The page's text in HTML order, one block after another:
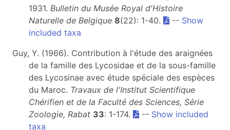
1931. Bulletin du Musée Royal d'Histoire
Naturelle de Belgique 8(22): 1-40. -- Show
included taxa
Guy, Y. (1966). Contribution à l'étude des araignées
de la famille des Lycosidae et de la sous-famille
des Lycosinae avec étude spéciale des espèces
du Maroc. Travaux de l'Institut Scientifique
Chérifien et de la Faculté des Sciences, Série
Zoologie, Rabat 33: 1-174. -- Show included
taxa